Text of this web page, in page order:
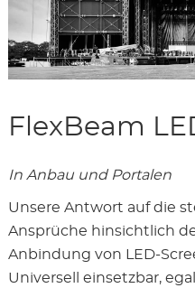
FlexBeam
In Anbau und Portalen
Unsere Antwort auf die
Ansprüche hinsichtlich
Anbindung von LED-
Universell einsetzbar,